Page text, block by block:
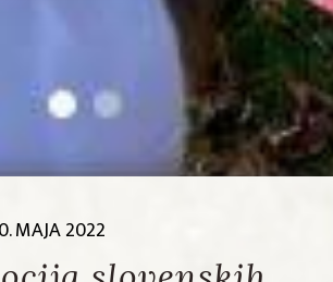
MAJA 2022